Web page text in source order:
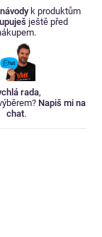
k produktům
ještě před
rada,
Napiš mi na
chat.